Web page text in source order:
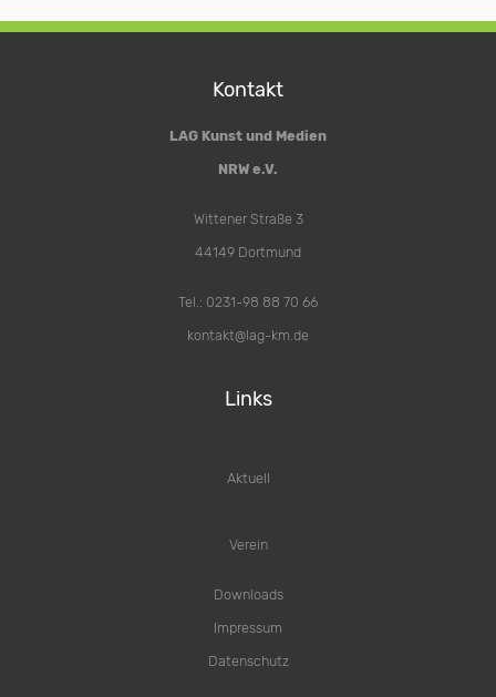
Kontakt
LAG Kunst und Medien
NRW e.V.
Wittener Straße 3
44149 Dortmund
Tel.: 0231-98 88 70 66
kontakt@lag-km.de
Links
Aktuell
Verein
Downloads
Impressum
Datenschutz